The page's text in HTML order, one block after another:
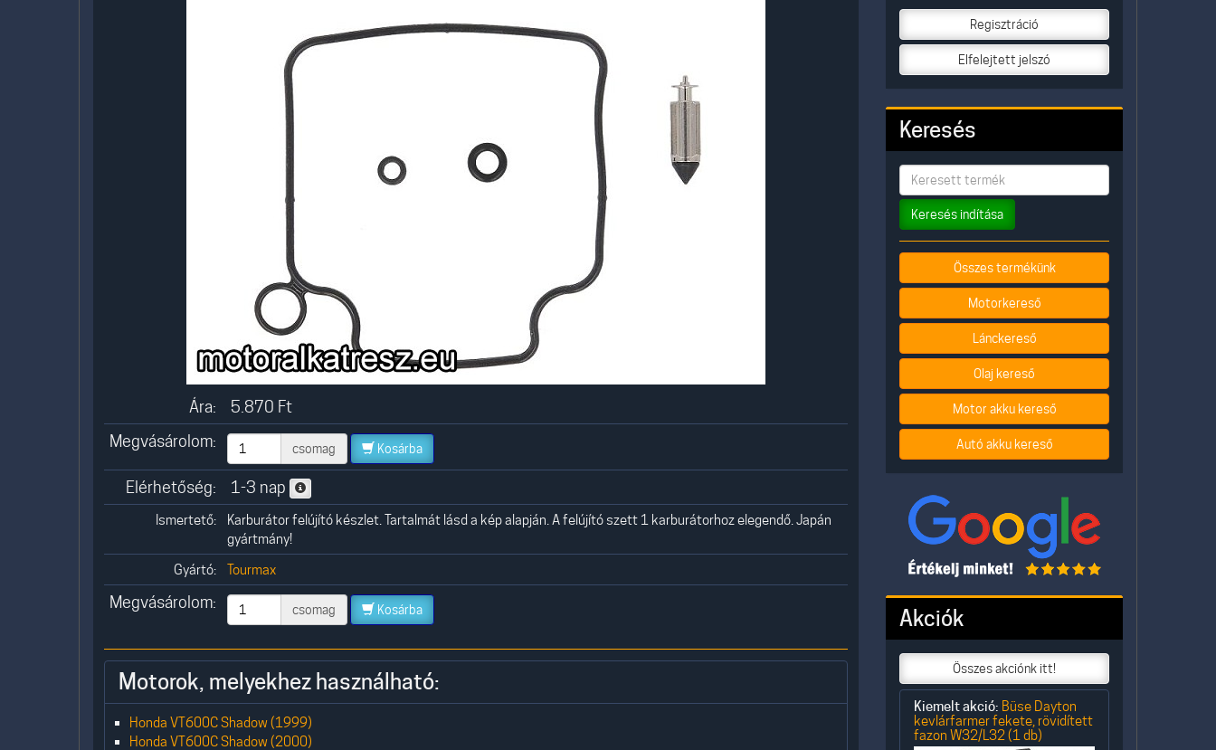
Ára: 5.870 Ft
Megvásárolom:
csomag Kosárba
Elérhetőség: 1-3 nap
Ismertető:
Karburátor felújító készlet. Tartalmát lásd a kép alapján. A felújító szett 1 karburátorhoz elegendő. Japán
gyártmány!
Gyártó:
Tourmax
Megvásárolom: csomag Kosárba
Motorok, melyekhez használható:
Honda VT600C Shadow (1999)
Honda VT600C Shadow (2000)
Regisztráció
Elfelejtett jelszó
Keresés
Keresés indítása
Összes termékünk
Motorkereső
Lánckereső
Olaj kereső
Motor akku kereső
Autó akku kereső
Akciók
Összes akciónk itt!
Kiemelt akció: Büse Dayton
kevlárfarmer fekete, rövidített
fazon W32/L32 (1 db)